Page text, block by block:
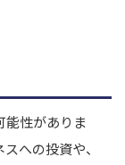
能性がありま
への投資や、